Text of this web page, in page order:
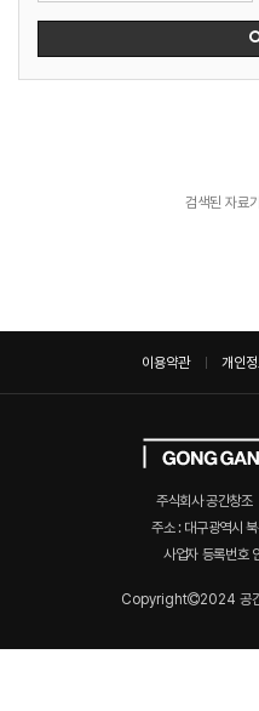
검색된 자료
이용약관 개인
주식회사 공간창조
주소 : 대구광역시
사업자 등록번호
Copyright 2024 공